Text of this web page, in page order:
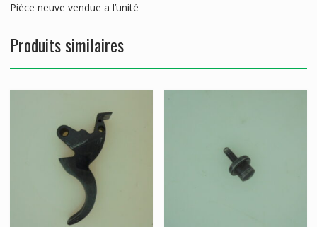
Pièce neuve vendue a l’unité
Produits similaires